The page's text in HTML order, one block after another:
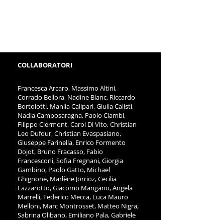
COLLABORATORI
Francesca Arcaro, Massimo Altini,
Corrado Bellora, Nadine Blanc, Riccardo
Bortolotti, Manila Calipari, Giulia Calisti,
Nadia Camposaragna, Paolo Ciambi,
Filippo Clermont, Carol Di Vito, Christian
Leo Dufour, Christian Evaspasiano,
Giuseppe Farinella, Enrico Formento
Dojot, Bruno Fracasso, Fabio
Francesconi, Sofia Fregnani, Giorgia
Gambino, Paolo Gatto, Michael
Ghignone, Marlène Jorrioz, Cecilia
Lazzarotto, Giacomo Mangano, Angela
Marrelli, Federico Mecca, Luca Mauro
Melloni, Marc Montrosset, Matteo Nigra,
Sabrina Olibano, Emiliano Pala, Gabriele